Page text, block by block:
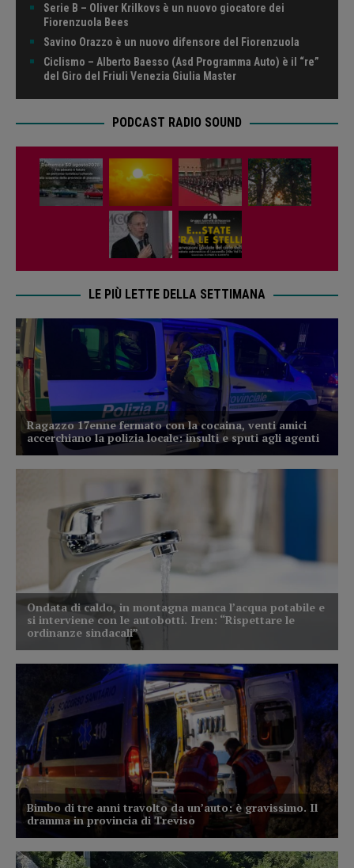
Serie B – Oliver Krilkovs è un nuovo giocatore dei
Fiorenzuola Bees
Savino Orazzo è un nuovo difensore del Fiorenzuola
Ciclismo – Alberto Baesso (Asd Programma Auto) è il “re”
del Giro del Friuli Venezia Giulia Master
PODCAST RADIO SOUND
LE PIÙ LETTE DELLA SETTIMANA